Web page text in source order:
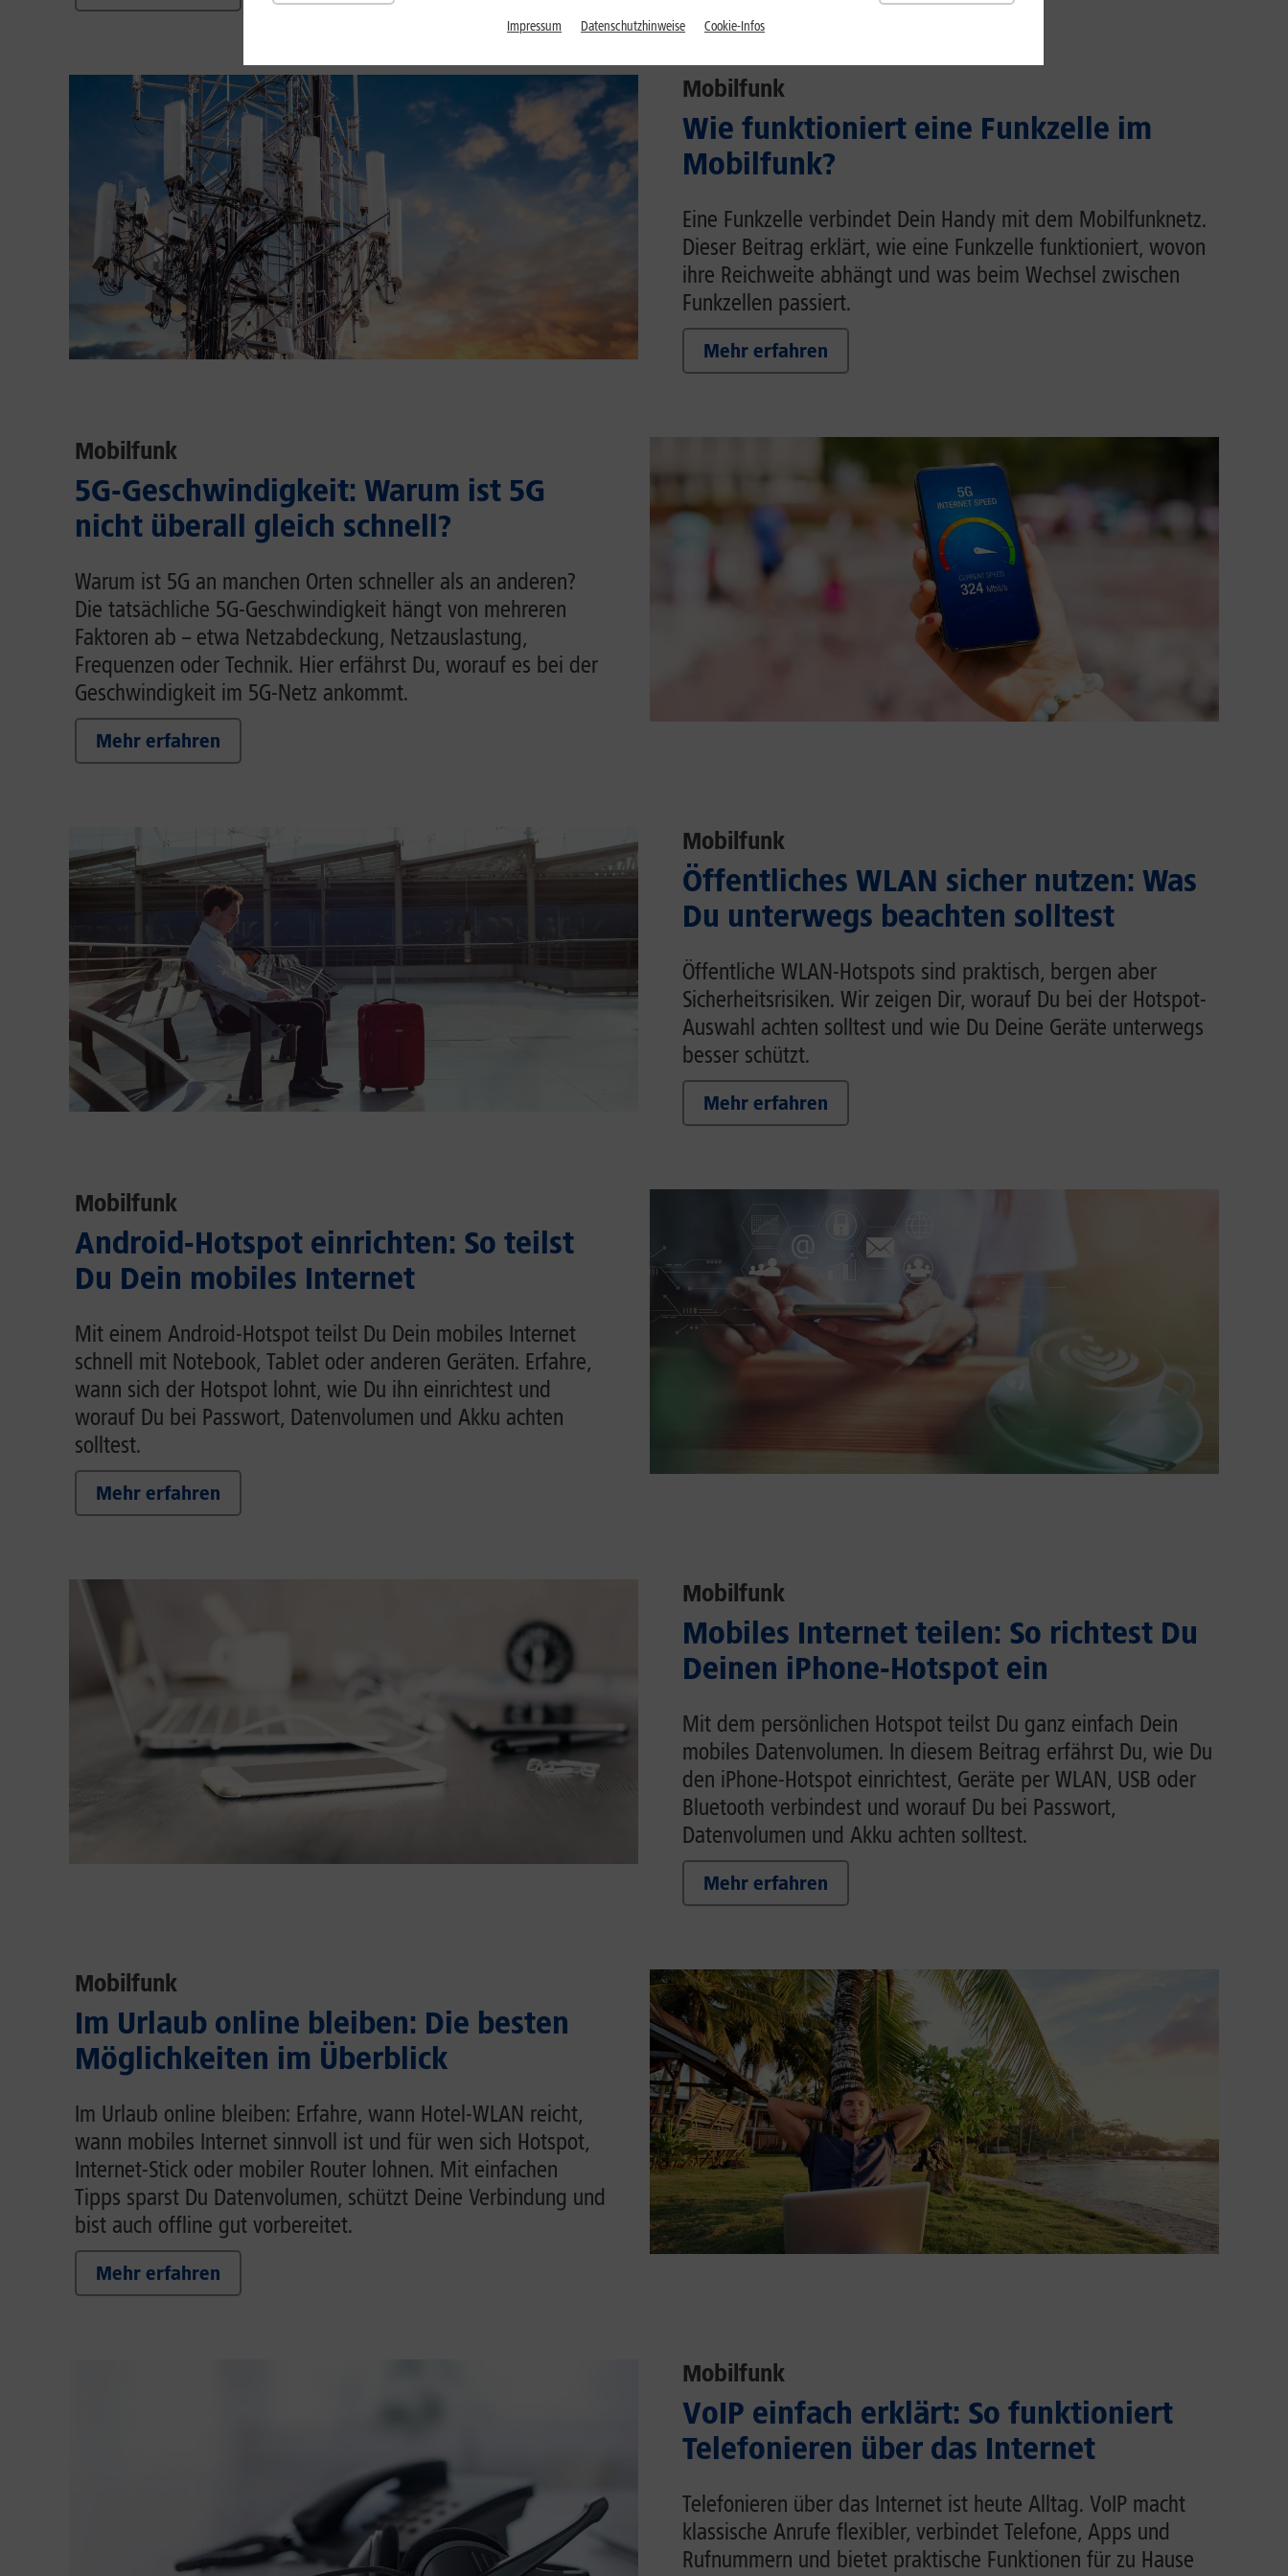
Mobilfunk
Wie funktioniert eine Funkzelle im
Mobilfunk?
Eine Funkzelle verbindet Dein Handy mit dem Mobilfunknetz.
Dieser Beitrag erklärt, wie eine Funkzelle funktioniert, wovon
ihre Reichweite abhängt und was beim Wechsel zwischen
Funkzellen passiert.
Mehr erfahren
Mobilfunk
5G-Geschwindigkeit: Warum ist 5G
nicht überall gleich schnell?
Warum ist 5G an manchen Orten schneller als an anderen?
Die tatsächliche 5G-Geschwindigkeit hängt von mehreren
Faktoren ab – etwa Netzabdeckung, Netzauslastung,
Frequenzen oder Technik. Hier erfährst Du, worauf es bei der
Geschwindigkeit im 5G-Netz ankommt.
Mehr erfahren
Mobilfunk
Öffentliches WLAN sicher nutzen: Was
Du unterwegs beachten solltest
Öffentliche WLAN-Hotspots sind praktisch, bergen aber
Sicherheitsrisiken. Wir zeigen Dir, worauf Du bei der Hotspot-
Auswahl achten solltest und wie Du Deine Geräte unterwegs
besser schützt.
Mehr erfahren
Mobilfunk
Android-Hotspot einrichten: So teilst
Du Dein mobiles Internet
Mit einem Android-Hotspot teilst Du Dein mobiles Internet
schnell mit Notebook, Tablet oder anderen Geräten. Erfahre,
wann sich der Hotspot lohnt, wie Du ihn einrichtest und
worauf Du bei Passwort, Datenvolumen und Akku achten
solltest.
Mehr erfahren
Mobilfunk
Mobiles Internet teilen: So richtest Du
Deinen iPhone-Hotspot ein
Mit dem persönlichen Hotspot teilst Du ganz einfach Dein
mobiles Datenvolumen. In diesem Beitrag erfährst Du, wie Du
den iPhone-Hotspot einrichtest, Geräte per WLAN, USB oder
Bluetooth verbindest und worauf Du bei Passwort,
Datenvolumen und Akku achten solltest.
Mehr erfahren
Mobilfunk
Im Urlaub online bleiben: Die besten
Möglichkeiten im Überblick
Im Urlaub online bleiben: Erfahre, wann Hotel-WLAN reicht,
wann mobiles Internet sinnvoll ist und für wen sich Hotspot,
Internet-Stick oder mobiler Router lohnen. Mit einfachen
Tipps sparst Du Datenvolumen, schützt Deine Verbindung und
bist auch offline gut vorbereitet.
Mehr erfahren
Mobilfunk
VoIP einfach erklärt: So funktioniert
Telefonieren über das Internet
Telefonieren über das Internet ist heute Alltag. VoIP macht
klassische Anrufe flexibler, verbindet Telefone, Apps und
Rufnummern und bietet praktische Funktionen für zu Hause
Impressum Datenschutzhinweise Cookie-Infos